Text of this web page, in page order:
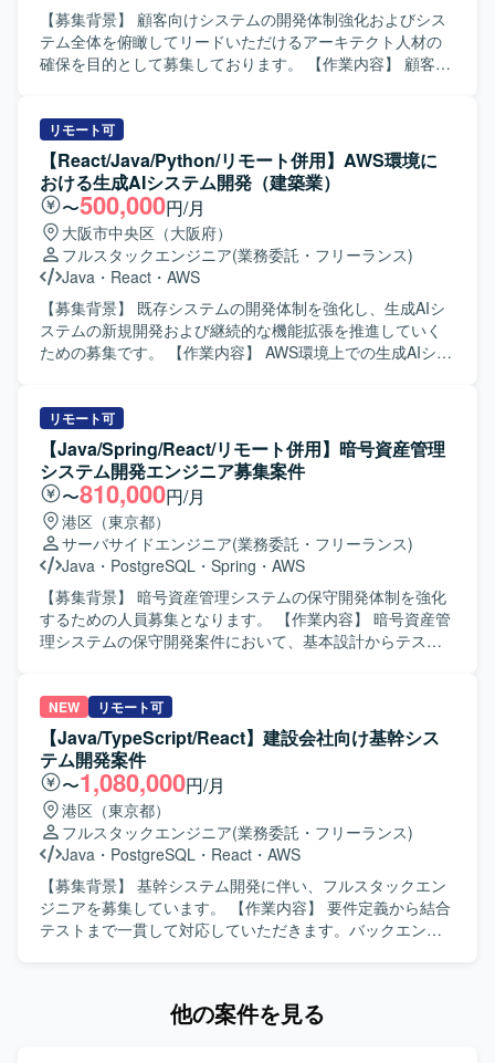
画立案から設計・開発まで一貫して携わることで、プロダ
クト全体への影響度が高いポジションです。 ・物流DXとい
う成長領域でサービス改善・拡張の経験を積むことができ
JavaScript、Vue.js
【募集背景】 顧客向けシステムの開発体制強化およびシス
テム全体を俯瞰してリードいただけるアーキテクト人材の
確保を目的として募集しております。 【作業内容】 顧客向
インフラ構築、運用フェーズの改善まで一気通貫で担当い
ただきます。 フロントエンドからインフラまでシステム全
体を俯瞰し、技術選定の判断や技術的負債の解消、顧客へ
の技術提案などを主導していただきます。 【求める人物
像】 システム全体を俯瞰しながら、フロントエンドからバ
ックエンド、インフラまで一貫して主体的に関わることが
できる方を求めております。 顧客とのコミュニケーション
を通じて技術提案を行い、技術的負債の解消や継続的な改
善をリードしていただける方が望ましいです。 【ポジショ
ンの魅力】 フロントエンドからインフラまで幅広い技術領
域に関わりながら、アーキテクトとして技術選定やシステ
用改善まで含めた一気通貫の経験を積むことができます。
【開発環境】 フロントエンドはReactやVue.js等を用い、バ
ックエンドではAPI設計・実装を行います。 インフラおよび
基盤にはAWS、GCP、Azureのいずれかを利用し、
TerraformやCDKなどのIaCを活用した構成管理を行いま
す。 また、CMSの導入や外部API・サービスとの連携も行
っております。
リモート可
【React/Java/Python/リモート併用】AWS環境に
おける生成AIシステム開発（建築業）
〜500,000円/月
大阪市中央区（大阪府）
フルスタックエンジニア(業務委託・フリーランス)
Java ・ React ・ AWS
【募集背景】 既存システムの開発体制を強化し、生成AIシ
ステムの新規開発および継続的な機能拡張を推進していく
ための募集です。 【作業内容】 AWS環境上での生成AIシス
ヒアリングを行いながら、技術的観点からの検証や新規開
発における設計・実装・テストを推進していただきます。
【求める人物像】 要件確認からテストまで一連の工程を主
体的にリードできる方を求めています。新規開発における
経験値が高く、顧客要件ヒアリングの場で技術的な観点か
ら提案や検証ができるコミュニケーション力の高い方を歓
迎いたします。 【ポジションの魅力】 AWS上での生成AIシ
ステム開発に要件定義段階から参画でき、ReactやJava、
Pythonを用いたフロントエンド・バックエンド双方の経験
を積むことができます。RAGやプロンプトチューニング、
AWS Bedrock などの最新AIサービスを活用した開発経験を
の新規開発を行います。RAG や AWS Bedrock、Knowledge
Base などのAI関連サービスを活用した開発も行っていきま
す。
リモート可
【Java/Spring/React/リモート併用】暗号資産管理
システム開発エンジニア募集案件
〜810,000円/月
港区（東京都）
サーバサイドエンジニア(業務委託・フリーランス)
Java ・ PostgreSQL ・ Spring ・ AWS
【募集背景】 暗号資産管理システムの保守開発体制を強化
するための人員募集となります。 【作業内容】 暗号資産管
理システムの保守開発案件において、基本設計からテスト
【求める人物像】 前向きで、キャッチアップや技術向上に
積極的な方を求めております。 【ポジションの魅力】 金融
業界向けの暗号資産管理システムに携わることで、金融×暗
号資産領域の知見を深めながら、バックエンドからフロン
トエンドまで幅広い開発経験を積むことができます。 【開
発環境】 Java、Spring、Javascript、JSP、React.js、
PostgreSQL、git、AWS等の環境で開発を行います。
NEW リモート可
【Java/TypeScript/React】建設会社向け基幹シス
テム開発案件
〜1,080,000円/月
港区（東京都）
フルスタックエンジニア(業務委託・フリーランス)
Java ・ PostgreSQL ・ React ・ AWS
【募集背景】 基幹システム開発に伴い、フルスタックエン
ジニアを募集しています。 【作業内容】 要件定義から結合
テストまで一貫して対応していただきます。バックエンド
ら結合テストまで、システム開発の一連の工程に携わるこ
他の案件を見る